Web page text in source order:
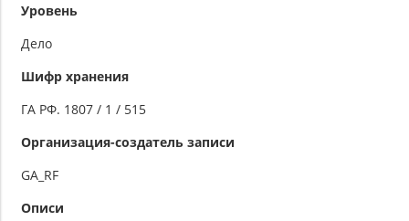
Уровень
Дело
Шифр хранения
ГА РФ. 1807 / 1 / 515
Организация-создатель записи
GA_RF
Описи